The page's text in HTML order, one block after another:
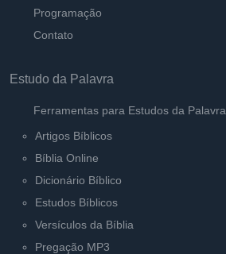
Programação
Contato
Estudo da Palavra
Ferramentas para Estudos da Palavra
Artigos Bíblicos
Bíblia Online
Dicionário Bíblico
Estudos Bíblicos
Versículos da Bíblia
Pregação MP3